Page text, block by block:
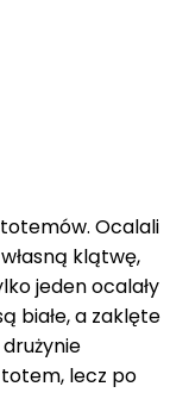
Ocalali
klątwę,
jeden ocalały
białe, a zaklęte
lecz po